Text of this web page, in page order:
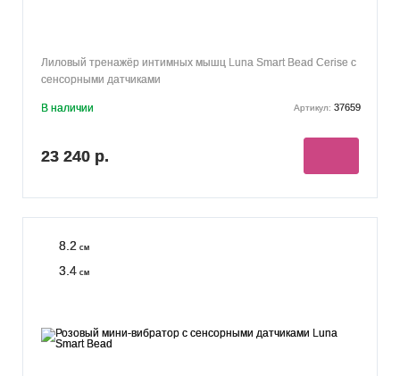
Лиловый тренажёр интимных мышц Luna Smart Bead Cerise с
сенсорными датчиками
В наличии Артикул: 37659
23 240 р.
8.2 см
3.4 см